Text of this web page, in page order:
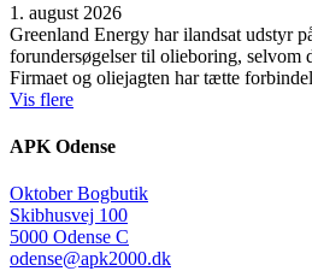
1. august 2026
Greenland Energy har ilandsat udstyr
forundersøgelser til olieboring, selvom
Firmaet og oliejagten har tætte
Vis flere
APK Odense
Oktober Bogbutik
Skibhusvej 100
5000 Odense C
odense@apk2000.dk